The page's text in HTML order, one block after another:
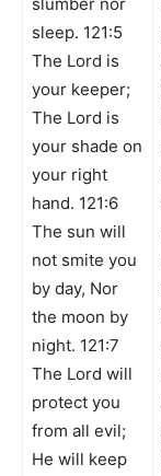
slumber nor
sleep. 121:5
The Lord is
your keeper;
The Lord is
your shade on
your right
hand. 121:6
The sun will
not smite you
by day, Nor
the moon by
night. 121:7
The Lord will
protect you
from all evil;
He will keep